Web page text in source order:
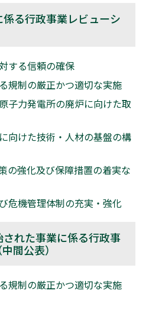
る行政事業レビューシ
する信頼の確保
規制の厳正かつ適切な実施
子力発電所の廃炉に向けた取
向けた技術・人材の基盤の構
の強化及び保障措置の着実な
危機管理体制の充実・強化
れた事業に係る行政事
間公表）
規制の厳正かつ適切な実施